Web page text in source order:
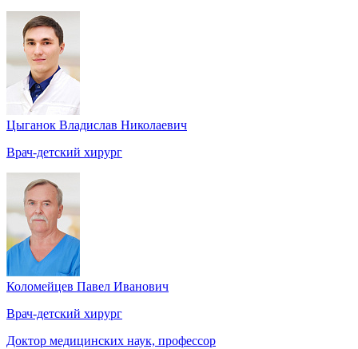
Цыганок Владислав Николаевич
Врач-детский хирург
Коломейцев Павел Иванович
Врач-детский хирург
Доктор медицинских наук, профессор